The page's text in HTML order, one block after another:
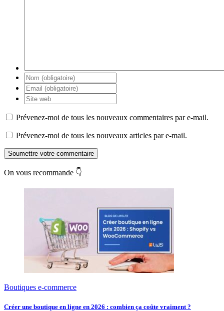
Prévenez-moi de tous les nouveaux commentaires par e-mail.
Prévenez-moi de tous les nouveaux articles par e-mail.
Soumettre votre commentaire
On vous recommande 👇
Boutiques e-commerce
Créer une boutique en ligne en 2026 : combien ça coûte vraiment ?